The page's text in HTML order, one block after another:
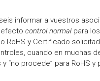
informar a vuestros
control normalpara
RoHS y Certificado
cuando en muchas
“no procede” para RoHS y